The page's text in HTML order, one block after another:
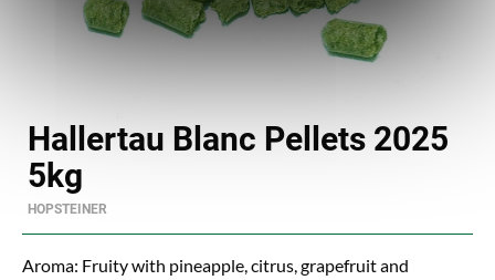
Hallertau Blanc Pellets 2025
5kg
HOPSTEINER
Aroma: Fruity with pineapple, citrus, grapefruit and